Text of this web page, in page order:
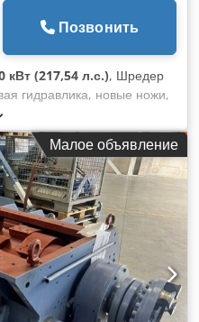
Позвонить
кВт (217,54 л.с.), Шредер
гидравлика, новые ножи,
Ad Ssha Привод: 160,0
ножи: 2x2 Диаметр
1200 мм Загрузочное
Малое объявление